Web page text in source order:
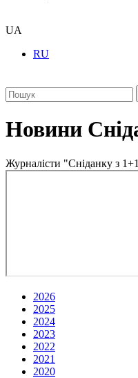
UA
RU
Новини
Журналісти "Сніданку з
2026
2025
2024
2023
2022
2021
2020